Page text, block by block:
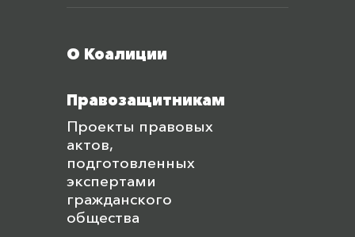
О Коалиции
Правозащитникам
Проекты правовых
актов,
подготовленных
экспертами
гражданского
общества